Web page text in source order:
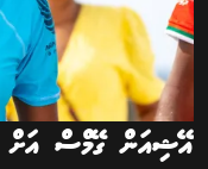
އޭޝިއަން ގޭމްސް އަށް